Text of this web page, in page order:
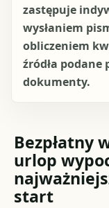
zastępuje
wysłaniem
obliczeniem
źródła podane
dokumenty.
Bezpłatny
urlop
start